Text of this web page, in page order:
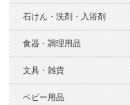
石けん・洗剤・入浴剤
食器・調理用品
文具・雑貨
ベビー用品